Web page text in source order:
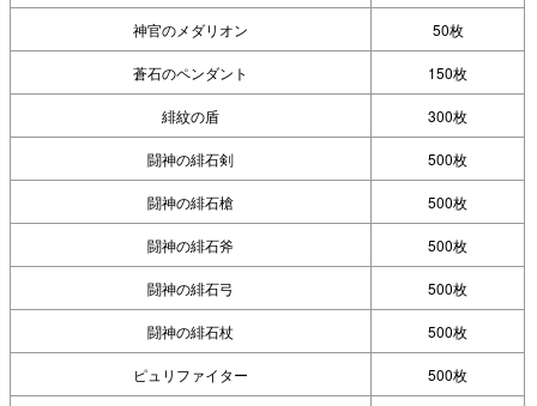
神官のメダリオン 50枚
蒼石のペンダント 150枚
緋紋の盾 300枚
闘神の緋石剣 500枚
闘神の緋石槍 500枚
闘神の緋石斧 500枚
闘神の緋石弓 500枚
闘神の緋石杖 500枚
ピュリファイター 500枚